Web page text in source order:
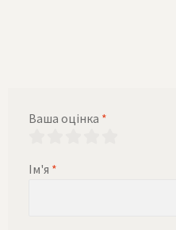
Ваша оцінка *
Ім'я *